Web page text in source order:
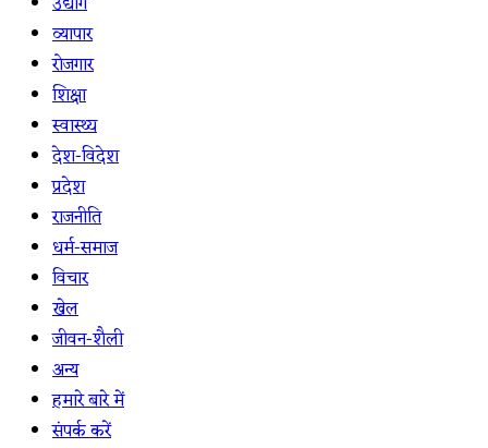
व्यापार
रोजगार
शिक्षा
स्वास्थ्य
देश-विदेश
प्रदेश
राजनीति
धर्म-समाज
विचार
खेल
जीवन-शैली
अन्य
हमारे बारे में
संपर्क करें